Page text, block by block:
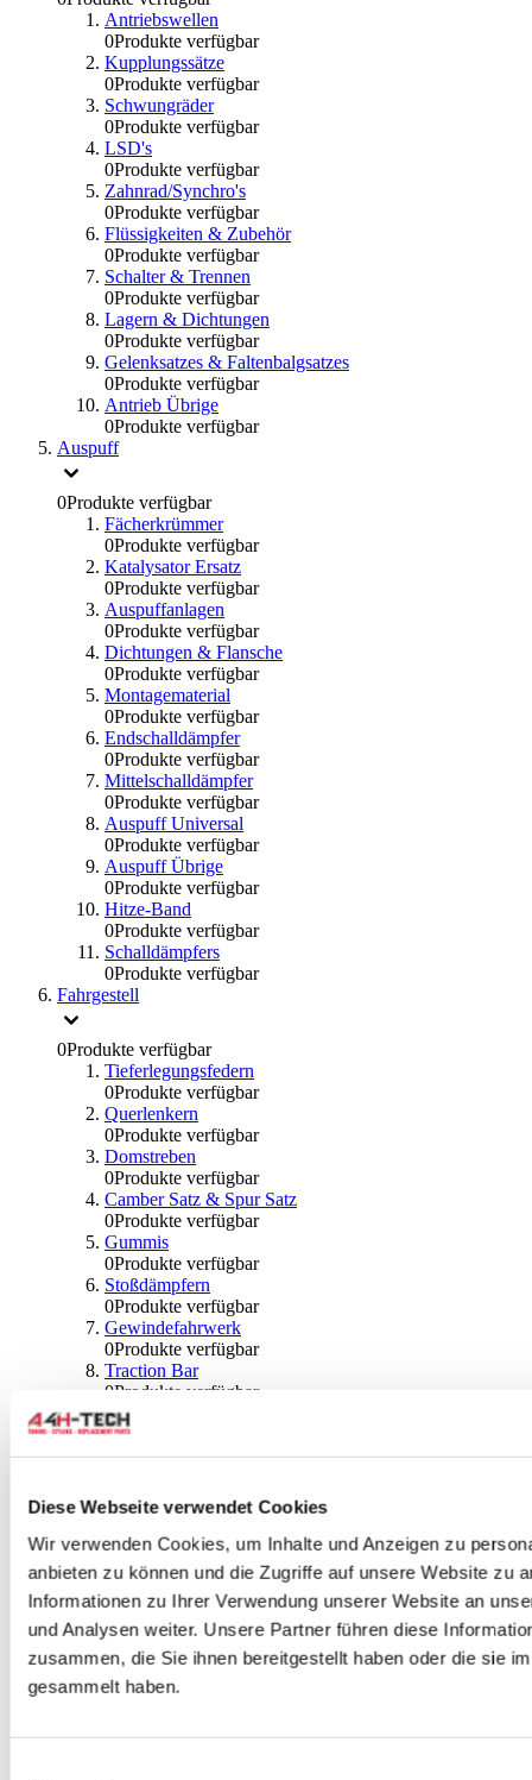
Diese Webseite verwendet Cookies
Wir verwenden Cookies, um Inhalte und Anzeigen zu
anbieten zu können und die Zugriffe auf unsere Website zu
Informationen zu Ihrer Verwendung unserer Website an
und Analysen weiter. Unsere Partner führen diese
zusammen, die Sie ihnen bereitgestellt haben oder die sie
gesammelt haben.
Antriebswellen
0Produkte verfügbar
Kupplungssätze
0Produkte verfügbar
Schwungräder
0Produkte verfügbar
LSD's
0Produkte verfügbar
Zahnrad/Synchro's
0Produkte verfügbar
Flüssigkeiten & Zubehör
0Produkte verfügbar
Schalter & Trennen
0Produkte verfügbar
Lagern & Dichtungen
0Produkte verfügbar
Gelenksatzes & Faltenbalgsatzes
0Produkte verfügbar
Antrieb Übrige
0Produkte verfügbar
Auspuff
0Produkte verfügbar
Fächerkrümmer
0Produkte verfügbar
Katalysator Ersatz
0Produkte verfügbar
Auspuffanlagen
0Produkte verfügbar
Dichtungen & Flansche
0Produkte verfügbar
Montagematerial
0Produkte verfügbar
Endschalldämpfer
0Produkte verfügbar
Mittelschalldämpfer
0Produkte verfügbar
Auspuff Universal
0Produkte verfügbar
Auspuff Übrige
0Produkte verfügbar
Hitze-Band
0Produkte verfügbar
Schalldämpfers
0Produkte verfügbar
Fahrgestell
0Produkte verfügbar
Tieferlegungsfedern
0Produkte verfügbar
Querlenkern
0Produkte verfügbar
Domstreben
0Produkte verfügbar
Camber Satz & Spur Satz
0Produkte verfügbar
Gummis
0Produkte verfügbar
Stoßdämpfern
0Produkte verfügbar
Gewindefahrwerk
0Produkte verfügbar
Traction Bar
0Produkte verfügbar
Stabilisator & Zubehör
0Produkte verfügbar
Kugeln & Abdeckungen
Radlagern & Naben
0Produkte verfügbar
Räder und Zubehör
0Produkte verfügbar
Spurverbreiterungen
0Produkte verfügbar
Radmuttern
0Produkte verfügbar